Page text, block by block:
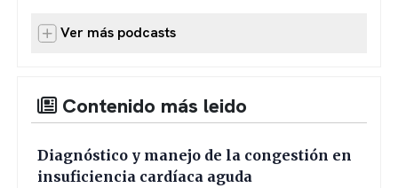
Ver más podcasts
Contenido más leido
Diagnóstico y manejo de la congestión en
insuficiencia cardíaca aguda